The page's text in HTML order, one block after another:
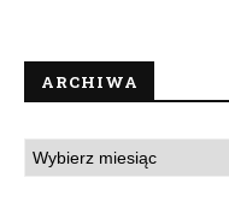
ARCHIWA